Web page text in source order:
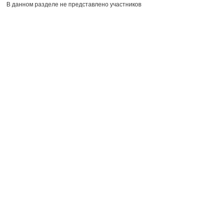
В данном разделе не представлено участников